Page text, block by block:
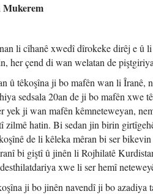
Mukerem
li cîhanê xwedî dîrokeke dirêj e û
her çend di wan welatan de
û têkoşîna ji bo mafên wan li Îranê,
sedsala 20an de ji bo mafên xwe
yek ji wan mafên kêmneteweyan,
zilmê hatin. Bi sedan jin birin
de li kêleka mêran bi ser
bi giştî û jinên li Rojhilatê
xwe li ser hemî
ji bo jinên navendî ji bo